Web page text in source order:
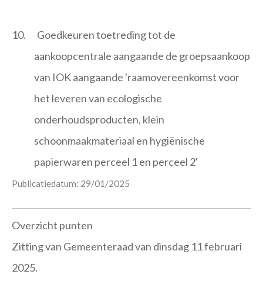
10.
Goedkeuren toetreding tot de
aankoopcentrale aangaande de groepsaankoop
van IOK aangaande 'raamovereenkomst voor
het leveren van ecologische
onderhoudsproducten, klein
schoonmaakmateriaal en hygiënische
papierwaren perceel 1 en perceel 2'
Publicatiedatum: 29/01/2025
Overzicht punten
Zitting van Gemeenteraad van dinsdag 11 februari
2025.